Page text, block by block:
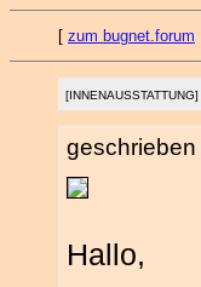
[ zum bugnet.forum
[INNENAUSSTATTUNG]
geschrieben
Hallo,